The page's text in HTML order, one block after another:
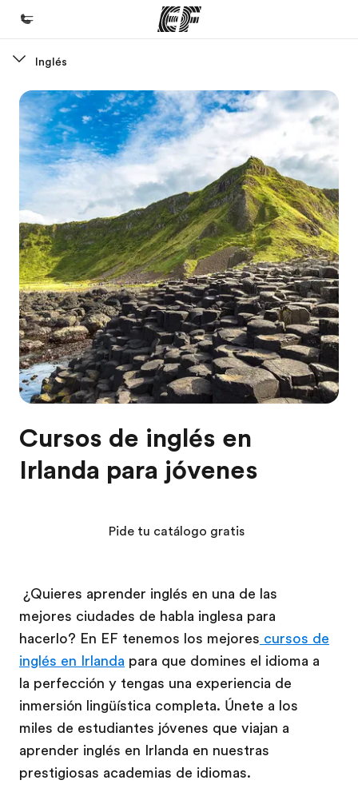
Bienvenido a EF
Programas
Ver todo lo que hacemos
Oficinas
Encuentra una oficina
Sobre nosotros
Quiénes somos
Trabajos
Únete al equipo
Inglés
Cursos de inglés en
Irlanda para jóvenes
¿Quieres aprender inglés en una de las
mejores ciudades de habla inglesa para
hacerlo? En EF tenemos los mejores cursos de
inglés en Irlanda para que domines el idioma a
la perfección y tengas una experiencia de
inmersión lingüística completa. Únete a los
miles de estudiantes jóvenes que viajan a
aprender inglés en Irlanda en nuestras
prestigiosas academias de idiomas.
Pide tu catálogo gratis